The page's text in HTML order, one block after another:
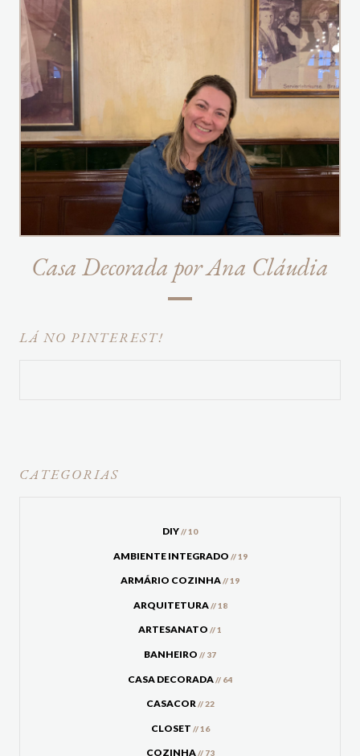
Casa Decorada por Ana Cláudia
LÁ NO PINTEREST!
CATEGORIAS
DIY// 10
AMBIENTE INTEGRADO // 19
ARMÁRIO COZINHA// 19
ARQUITETURA// 18
ARTESANATO // 1
BANHEIRO // 37
CASA DECORADA// 64
CASACOR// 22
CLOSET // 16
COZINHA// 73